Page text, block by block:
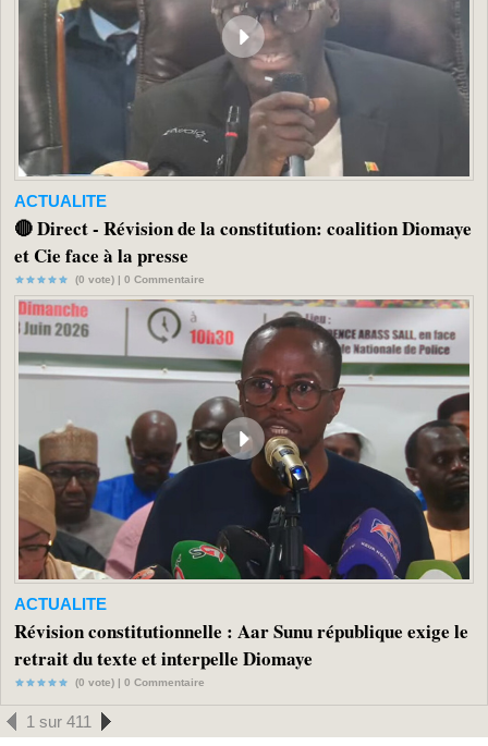
ACTUALITE
🔴 Direct - Révision de la constitution: coalition Diomaye
et Cie face à la presse
(0 vote) | 0 Commentaire
ACTUALITE
Révision constitutionnelle : Aar Sunu république exige le
retrait du texte et interpelle Diomaye
(0 vote) | 0 Commentaire
1 sur 411